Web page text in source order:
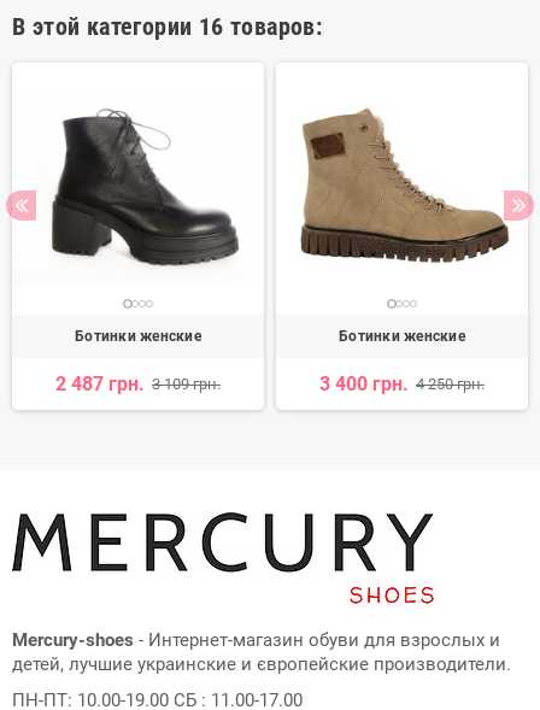
В этой категории 16 товаров:
Ботинки женские
2 487 грн. 3 109 грн.
Ботинки женские
3 400 грн. 4 250 грн.
Mercury-shoes - Интернет-магазин обуви для взрослых и
детей, лучшие украинские и європейские производители.
ПН-ПТ: 10.00-19.00 СБ : 11.00-17.00